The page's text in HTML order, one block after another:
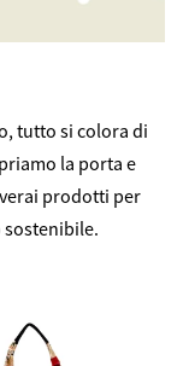
tutto si colora di
la porta e
prodotti per